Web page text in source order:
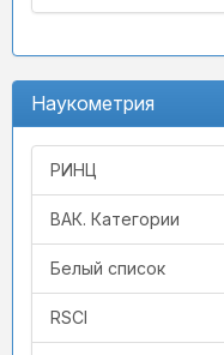
Наукометрия
РИНЦ
ВАК. Категории
Белый список
RSCI